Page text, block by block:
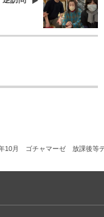
10月 ゴチャマーゼ 放課後等